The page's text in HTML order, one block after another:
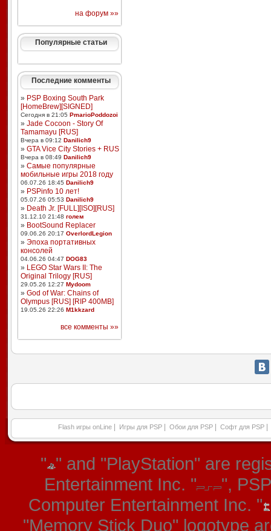
на форум »»
Популярные статьи
Последние комменты
» PSP Boxing South Park
[HomeBrew][SIGNED]
Сегодня в 21:05 PmarioPoddozoi
» Jade Cocoon - Story Of
Tamamayu [RUS]
Вчера в 09:12 Danilich9
» GTA Vice City Stories + RUS
Вчера в 08:49 Danilich9
» Самые популярные
мобильные игры 2018 году
06.07.26 18:45 Danilich9
» PSPinfo 10 лет!
05.07.26 05:53 Danilich9
» Death Jr. [FULL][ISO][RUS]
31.12.10 21:48 голем
» BootSound Replacer
09.06.26 20:17 OverlordLegion
» Эпоха портативных
консолей
04.06.26 04:47 DOG83
» LEGO Star Wars II: The
Original Trilogy [RUS]
29.05.26 12:27 Mydoom
» God of War: Chains of
Olympus [RUS] [RIP 400MB]
19.05.26 22:26 M1kkzard
все комменты »»
Flash игры onLine Игры для PSP Обои для PSP Софт для PSP
" " and "PlayStation" are
Entertainment Inc. "
",
Computer Entertainment Inc. "
"Memory Stick Duo" logotype